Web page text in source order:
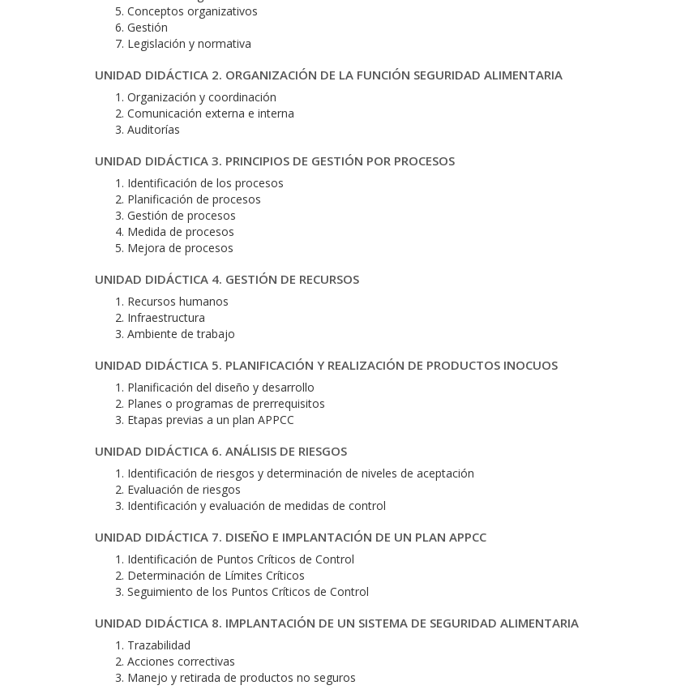
Conceptos organizativos
Gestión
Legislación y normativa
UNIDAD DIDÁCTICA 2. ORGANIZACIÓN DE LA FUNCIÓN SEGURIDAD ALIMENTARIA
Organización y coordinación
Comunicación externa e interna
Auditorías
UNIDAD DIDÁCTICA 3. PRINCIPIOS DE GESTIÓN POR PROCESOS
Identificación de los procesos
Planificación de procesos
Gestión de procesos
Medida de procesos
Mejora de procesos
UNIDAD DIDÁCTICA 4. GESTIÓN DE RECURSOS
Recursos humanos
Infraestructura
Ambiente de trabajo
UNIDAD DIDÁCTICA 5. PLANIFICACIÓN Y REALIZACIÓN DE PRODUCTOS INOCUOS
Planificación del diseño y desarrollo
Planes o programas de prerrequisitos
Etapas previas a un plan APPCC
UNIDAD DIDÁCTICA 6. ANÁLISIS DE RIESGOS
Identificación de riesgos y determinación de niveles de aceptación
Evaluación de riesgos
Identificación y evaluación de medidas de control
UNIDAD DIDÁCTICA 7. DISEÑO E IMPLANTACIÓN DE UN PLAN APPCC
Identificación de Puntos Críticos de Control
Determinación de Límites Críticos
Seguimiento de los Puntos Críticos de Control
UNIDAD DIDÁCTICA 8. IMPLANTACIÓN DE UN SISTEMA DE SEGURIDAD ALIMENTARIA
Trazabilidad
Acciones correctivas
Manejo y retirada de productos no seguros